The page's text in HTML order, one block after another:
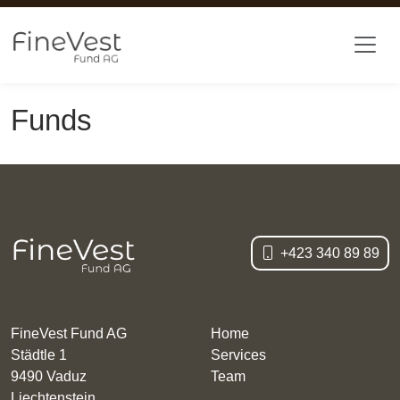
Skip to main content
Funds
+423 340 89 89
FineVest Fund AG
Städtle 1
9490 Vaduz
Home
Services
Team